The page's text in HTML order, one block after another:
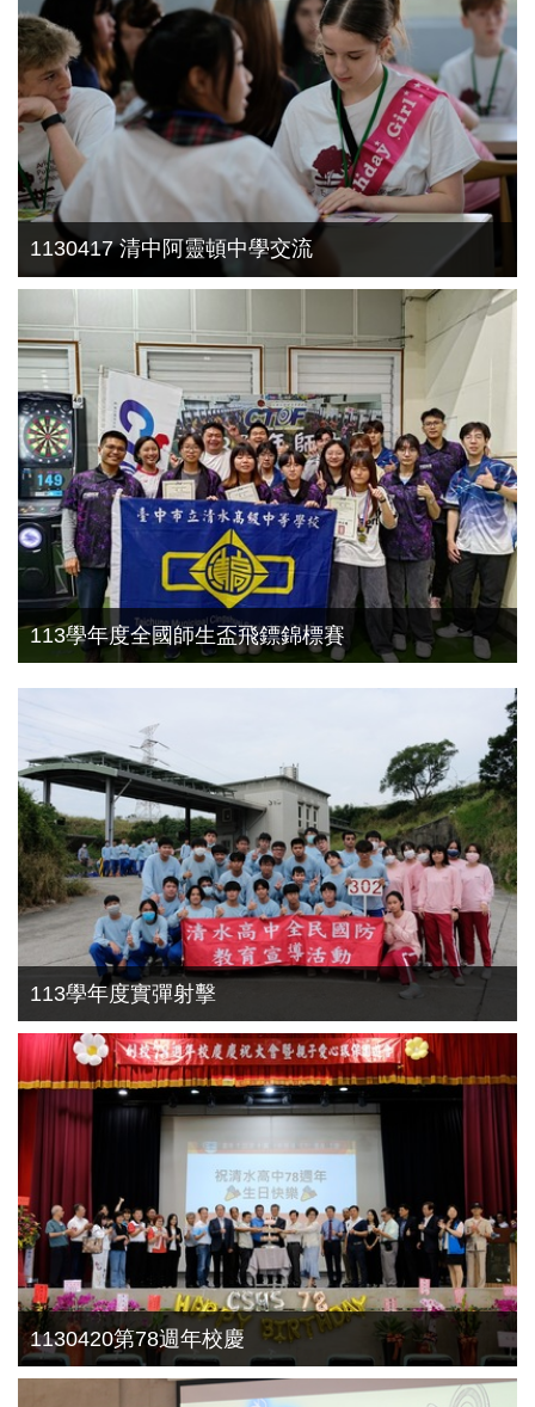
1130417 清中阿靈頓中學交流
113學年度全國師生盃飛鏢錦標賽
20240420校慶
113學年度實彈射擊
1130420第78週年校慶